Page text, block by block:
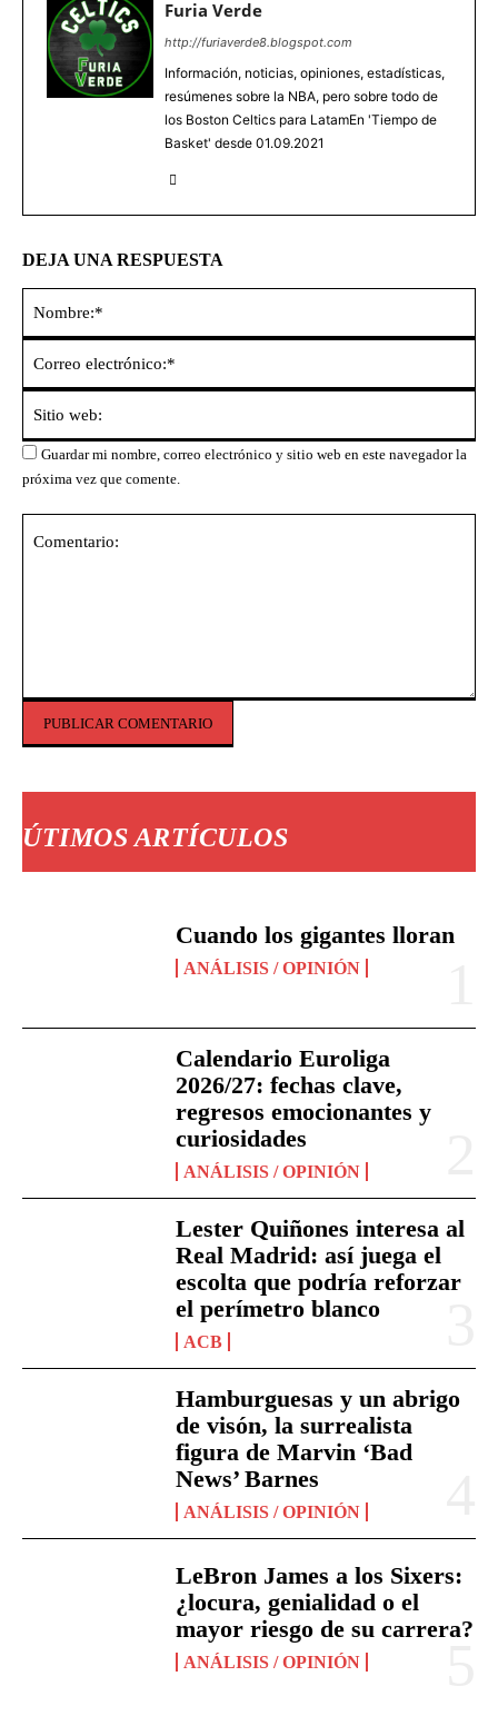
ÚTIMOS ARTÍCULOS
Cuando los gigantes lloran
ANÁLISIS / OPINIÓN
Calendario Euroliga
2026/27: fechas clave,
regresos emocionantes y
curiosidades
ANÁLISIS / OPINIÓN
Lester Quiñones interesa al
Real Madrid: así juega el
escolta que podría reforzar
el perímetro blanco
ACB
Hamburguesas y un abrigo
de visón, la surrealista
figura de Marvin ‘Bad
News’ Barnes
ANÁLISIS / OPINIÓN
LeBron James a los Sixers:
¿locura, genialidad o el
mayor riesgo de su carrera?
ANÁLISIS / OPINIÓN
Furia Verde
http://furiaverde8.blogspot.com
Información, noticias, opiniones, estadísticas,
resúmenes sobre la NBA, pero sobre todo de
los Boston Celtics para LatamEn 'Tiempo de
Basket' desde 01.09.2021
DEJA UNA RESPUESTA
Guardar mi nombre, correo electrónico y sitio web en este navegador la
próxima vez que comente.